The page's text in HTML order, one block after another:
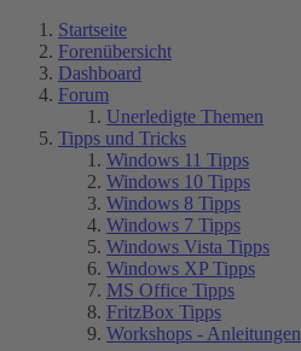
Startseite
Forenübersicht
Dashboard
Forum
Unerledigte Themen
Tipps und Tricks
Windows 11 Tipps
Windows 10 Tipps
Windows 8 Tipps
Windows 7 Tipps
Windows Vista Tipps
Windows XP Tipps
MS Office Tipps
FritzBox Tipps
Workshops - Anleitungen